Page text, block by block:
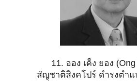
11. ออง เค็ง ยอง
สัญชาติสิงคโปร์ ดำรงตำแ